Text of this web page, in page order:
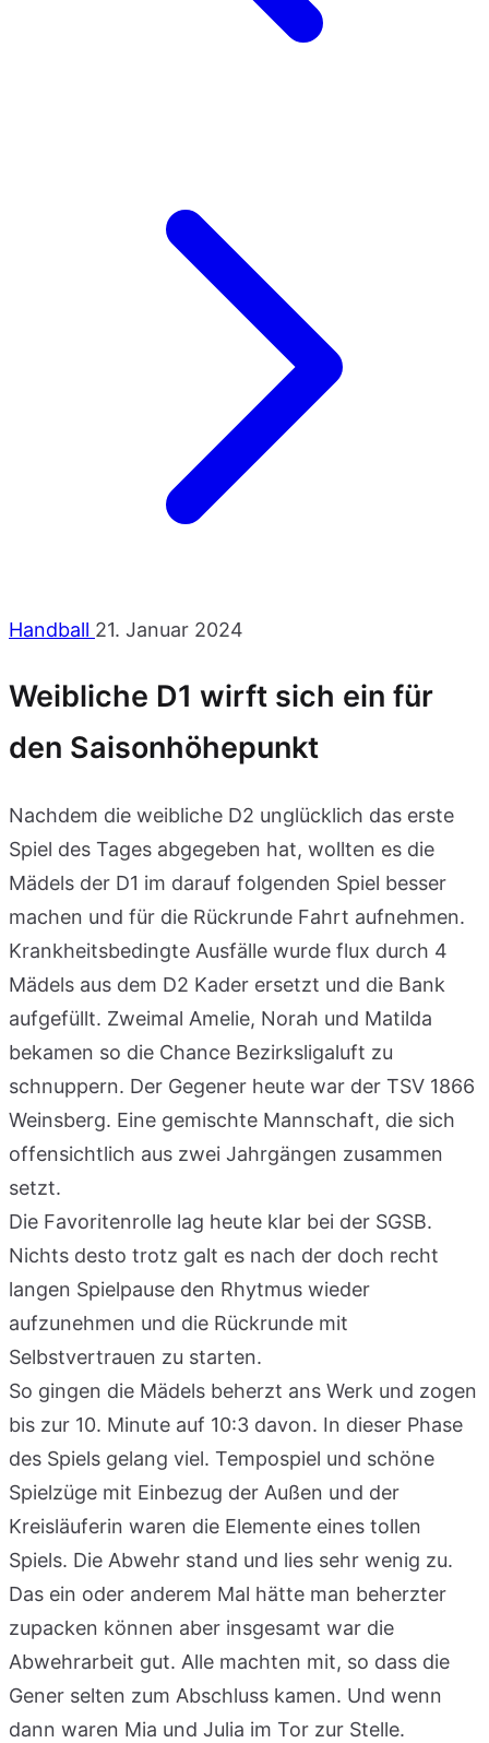
Handball 21. Januar 2024
Weibliche D1 wirft sich ein für
den Saisonhöhepunkt
Nachdem die weibliche D2 unglücklich das erste
Spiel des Tages abgegeben hat, wollten es die
Mädels der D1 im darauf folgenden Spiel besser
machen und für die Rückrunde Fahrt aufnehmen.
Krankheitsbedingte Ausfälle wurde flux durch 4
Mädels aus dem D2 Kader ersetzt und die Bank
aufgefüllt. Zweimal Amelie, Norah und Matilda
bekamen so die Chance Bezirksligaluft zu
schnuppern. Der Gegener heute war der TSV 1866
Weinsberg. Eine gemischte Mannschaft, die sich
offensichtlich aus zwei Jahrgängen zusammen
setzt.
Die Favoritenrolle lag heute klar bei der SGSB.
Nichts desto trotz galt es nach der doch recht
langen Spielpause den Rhytmus wieder
aufzunehmen und die Rückrunde mit
Selbstvertrauen zu starten.
So gingen die Mädels beherzt ans Werk und zogen
bis zur 10. Minute auf 10:3 davon. In dieser Phase
des Spiels gelang viel. Tempospiel und schöne
Spielzüge mit Einbezug der Außen und der
Kreisläuferin waren die Elemente eines tollen
Spiels. Die Abwehr stand und lies sehr wenig zu.
Das ein oder anderem Mal hätte man beherzter
zupacken können aber insgesamt war die
Abwehrarbeit gut. Alle machten mit, so dass die
Gener selten zum Abschluss kamen. Und wenn
dann waren Mia und Julia im Tor zur Stelle.